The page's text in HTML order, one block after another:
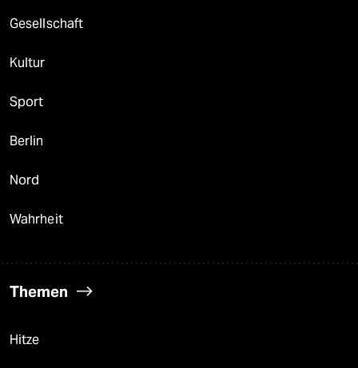
Gesellschaft
Kultur
Sport
Berlin
Nord
Wahrheit
Themen
Hitze